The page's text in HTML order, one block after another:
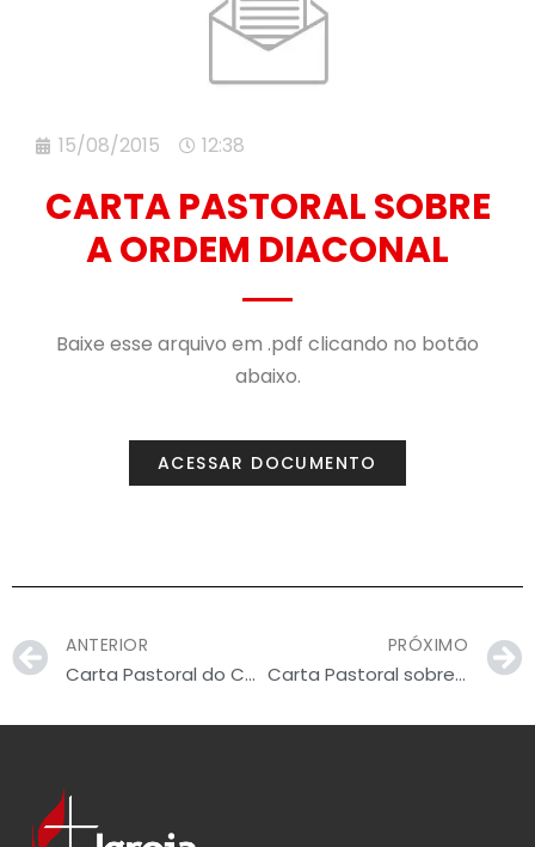
15/08/2015 12:38
CARTA PASTORAL SOBRE
A ORDEM DIACONAL
Baixe esse arquivo em .pdf clicando no botão
abaixo.
ACESSAR DOCUMENTO
ANTERIOR
Carta Pastoral do Colégio Episcopal sobre Dízimo
PRÓXIMO
Carta Pastoral sobre a Ordem Presbiteral